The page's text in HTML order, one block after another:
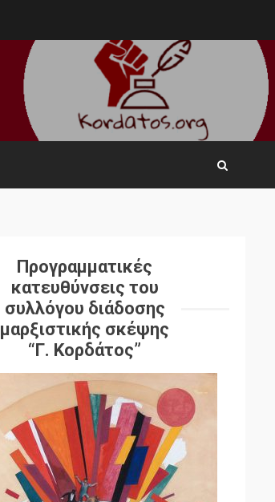
Προγραμματικές
κατευθύνσεις του
συλλόγου διάδοσης
μαρξιστικής σκέψης
“Γ. Κορδάτος”